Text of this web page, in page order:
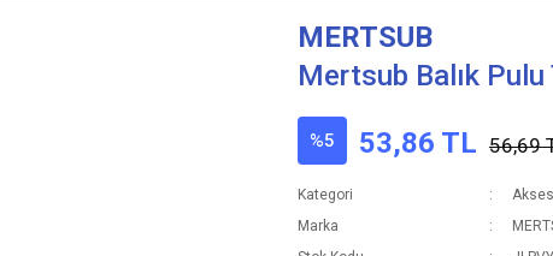
MERTSUB
Mertsub Balık
%5 53,86 TL 56,69
Kategori
Marka